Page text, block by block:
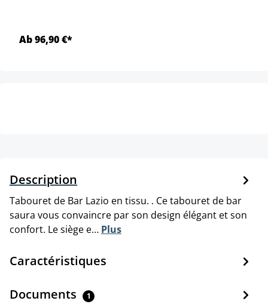
Ab 96,90 €*
Description
Tabouret de Bar Lazio en tissu. . Ce tabouret de bar
saura vous convaincre par son design élégant et son
confort. Le siège e… Plus
Caractéristiques
Documents 1